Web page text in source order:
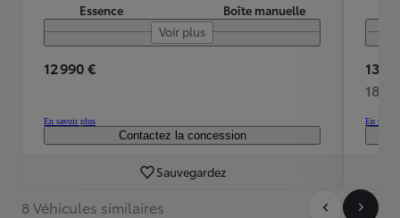
Essence
Boîte manuelle
Voir plus
12 990 €
En savoir plus
Contactez la concession
Sauvegardez
13
184
En
8 Véhicules similaires